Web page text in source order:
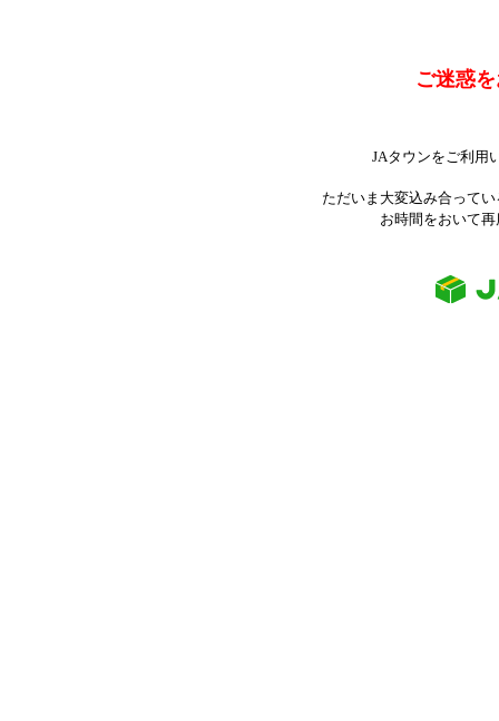
ご迷惑
JAタウンをご利用
ただいま大変込み合って
お時間をおいて